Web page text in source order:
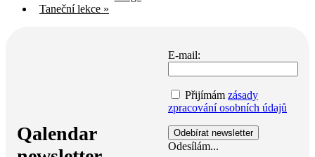
Taneční lekce »
Qalendar
E-mail:
Přijímám zásady
zpracování osobních údajů
Odesílám...